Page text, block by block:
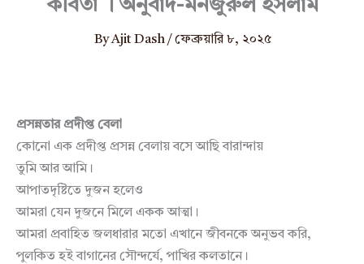
কবিতা । অনুবাদ-মনজুরুল ইসলাম
ByAjit Dash/ ফেব্রুয়ারি ৮, ২০২৫
প্রসন্নতার প্রদীপ্ত বেলা
কোনো এক প্রদীপ্ত প্রসন্ন বেলায় বসে আছি বারান্দায়
তুমি আর আমি।
আপাতদৃষ্টিতে দুজন হলেও
আমরা যেন দুজনে মিলে একক আত্মা।
আমরা প্রবাহিত জলধারার মতো এখানে জীবনকে অনুভব করি,
পুলকিত হই বাগানের সৌন্দর্যে, পাখির কলতানে।